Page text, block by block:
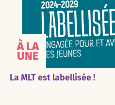
À LA
UNE
La MLT est labellisée !